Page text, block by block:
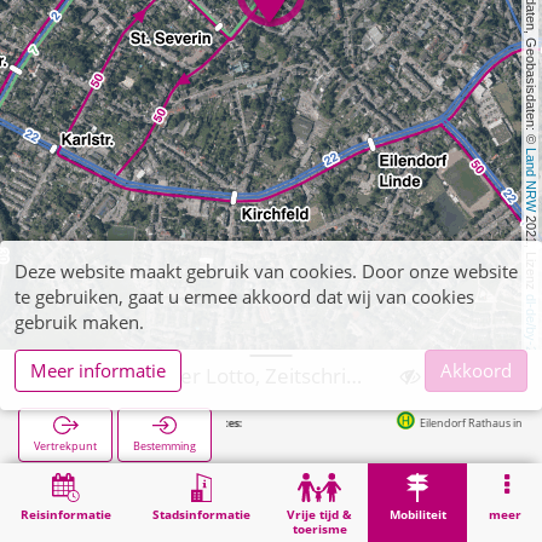
, Kartendaten, Geobasisdaten: ©
Land NRW
2021, Lizenz
dl-de/by-2-0
Reisinformatie Stadsinformatie
Vrije tijd &
toerisme
Mobiliteit meer
Vertrekpunt Bestemming
Eilendorf Rathaus in 2m
Mobiliteit Verkoop van tickets Aachen, Hecker Lotto, Zeitschriften
Deze website maakt gebruik van cookies. Door onze website
te gebruiken, gaat u ermee akkoord dat wij van cookies
gebruik maken.
Meer informatie
Akkoord